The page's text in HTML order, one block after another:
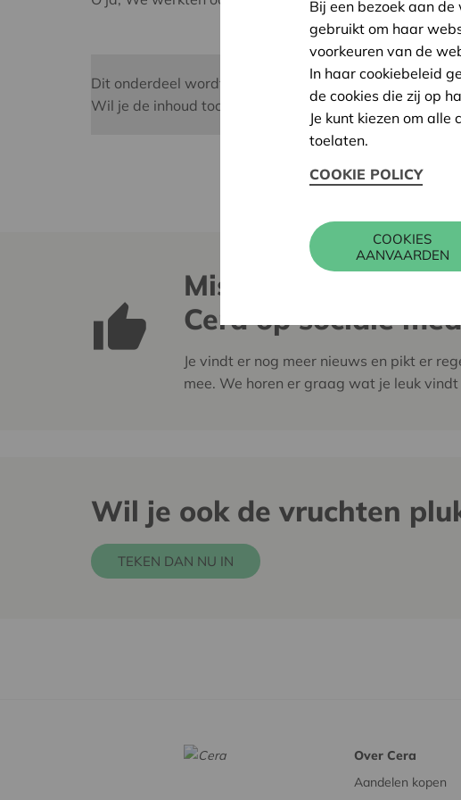
Dit onderdeel wordt niet weergegeven omdat je deze
Wil je de inhoud toch zien, dan kun je de instellingen
Mis deze
Cera op sociale
Je vindt er nog meer nieuws en pikt er
mee. We horen er graag wat je leuk
Wil je ook de vruchten
TEKEN DAN NU IN
Over Cera
Aandelen kopen
Bij een bezoek aan
gebruikt om haar
voorkeuren van de
In haar cookiebeleid
de cookies die zij op
Je kunt kiezen om
toelaten.
COOKIE POLICY
COOKIES
AANVAARDEN